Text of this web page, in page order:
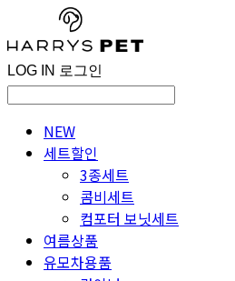
LOG IN 로그인
NEW
세트할인
3종세트
콤비세트
컴포터 보닛세트
여름상품
유모차용품